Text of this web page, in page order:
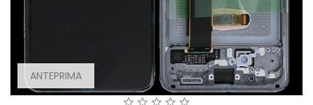
ANTEPRIMA